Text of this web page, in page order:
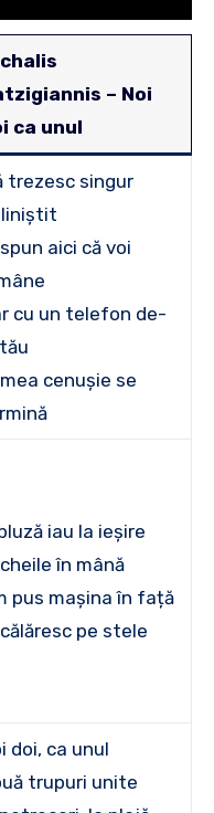
– Noi
ca unul
trezesc singur
aici că voi
cu un telefon de-
cenușie se
iau la ieșire
în mână
pus mașina în față
pe stele
doi, ca unul
trupuri unite